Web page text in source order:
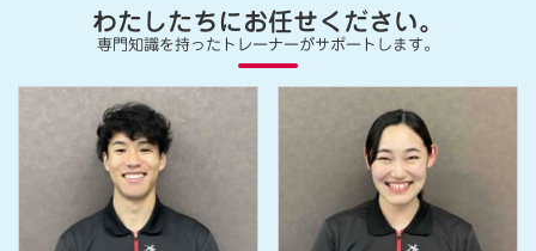
わたしたちにお任せください。
専門知識を持ったトレーナーがサポートします。